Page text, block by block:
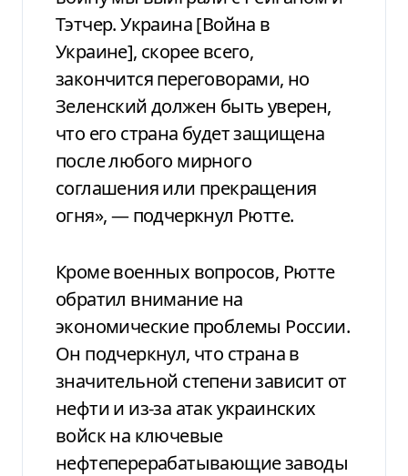
Тэтчер. Украина [Война в
Украине], скорее всего,
закончится переговорами, но
Зеленский должен быть уверен,
что его страна будет защищена
после любого мирного
соглашения или прекращения
огня», — подчеркнул Рютте.
Кроме военных вопросов, Рютте
обратил внимание на
экономические проблемы России.
Он подчеркнул, что страна в
значительной степени зависит от
нефти и из-за атак украинских
войск на ключевые
нефтеперерабатывающие заводы